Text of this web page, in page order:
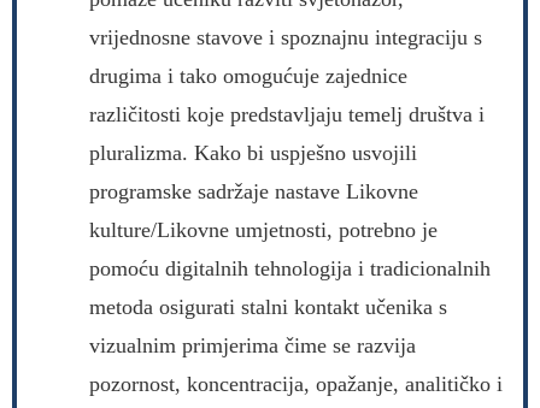
vrijednosne stavove i spoznajnu integraciju s
drugima i tako omogućuje zajednice
različitosti koje predstavljaju temelj društva i
pluralizma. Kako bi uspješno usvojili
programske sadržaje nastave Likovne
kulture/Likovne umjetnosti, potrebno je
pomoću digitalnih tehnologija i tradicionalnih
metoda osigurati stalni kontakt učenika s
vizualnim primjerima čime se razvija
pozornost, koncentracija, opažanje, analitičko i